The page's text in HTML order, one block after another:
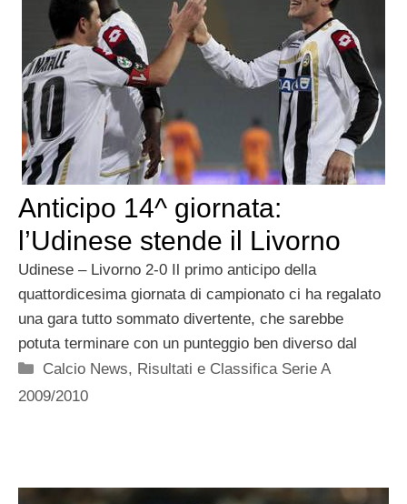
Anticipo 14^ giornata:
l’Udinese stende il Livorno
Udinese – Livorno 2-0 Il primo anticipo della
quattordicesima giornata di campionato ci ha regalato
una gara tutto sommato divertente, che sarebbe
potuta terminare con un punteggio ben diverso dal
Categorie
Calcio News, Risultati e Classifica Serie A
2009/2010